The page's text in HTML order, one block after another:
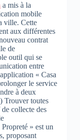
a mis à la
mobile
ville. Cette
aux différentes
contrat
de
outil qui se
entre
« Casa
le service
à deux
Trouver toutes
collecte des
» est un
proposant